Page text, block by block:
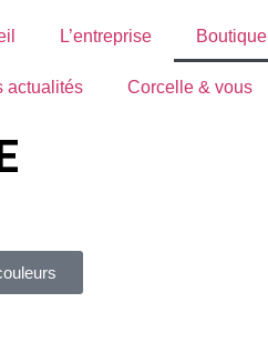
L’entreprise Boutique
actualités Corcelle & vous